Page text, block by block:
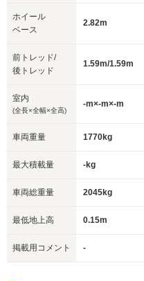
ホイール
ベース
2.82m
前トレッド/
後トレッド
1.59m/1.59m
室内
(全長×全幅×全高)
-m×-m×-m
車両重量 1770kg
最大積載量 -kg
車両総重量 2045kg
最低地上高 0.15m
掲載用コメント -